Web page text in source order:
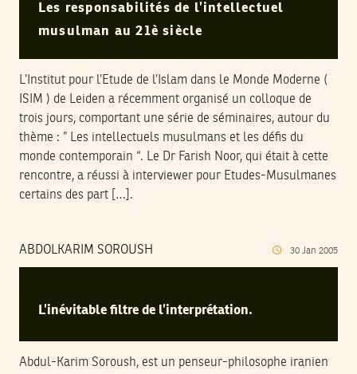
Les responsabilités de l’intellectuel
musulman au 21è siècle
L’Institut pour l’Etude de l’Islam dans le Monde Moderne (
ISIM ) de Leiden a récemment organisé un colloque de
trois jours, comportant une série de séminaires, autour du
thème : ” Les intellectuels musulmans et les défis du
monde contemporain “. Le Dr Farish Noor, qui était à cette
rencontre, a réussi à interviewer pour Etudes-Musulmanes
certains des part […].
ABDOLKARIM SOROUSH 30 Jan 2005
L’inévitable filtre de l’interprétation.
Abdul-Karim Soroush, est un penseur-philosophe iranien